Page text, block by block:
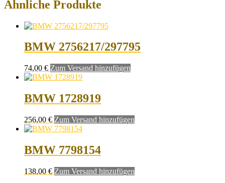
Ähnliche Produkte
BMW 2756217/297795
74,00 € Zum Versand hinzufügen
BMW 1728919
256,00 € Zum Versand hinzufügen
BMW 7798154
138,00 € Zum Versand hinzufügen